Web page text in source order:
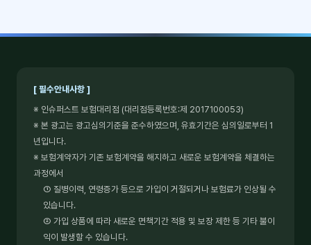
[ 필수안내사항 ]
※ 인슈퍼스트 보험대리점 (대리점등록번호:제 2017100053)
※ 본 광고는 광고심의기준을 준수하였으며, 유효기간은 심의일로부터 1
년입니다.
※ 보험계약자가 기존 보험계약을 해지하고 새로운 보험계약을 체결하는
과정에서
① 질병이력, 연령증가 등으로 가입이 거절되거나 보험료가 인상될 수
있습니다.
② 가입 상품에 따라 새로운 면책기간 적용 및 보장 제한 등 기타 불이
익이 발생할 수 있습니다.